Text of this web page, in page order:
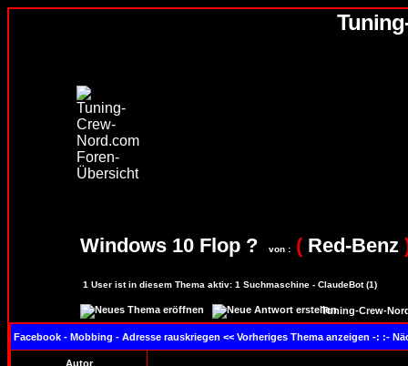
Windows 10 Flop ? von : ( Red-Benz
1 User ist in diesem Thema aktiv: 1 Suchmaschine - ClaudeBot (1)
Tuning-Crew-
Facebook - Mobbing - Adresse rauskriegen << Vorheriges Thema anzeigen -: :-
Autor